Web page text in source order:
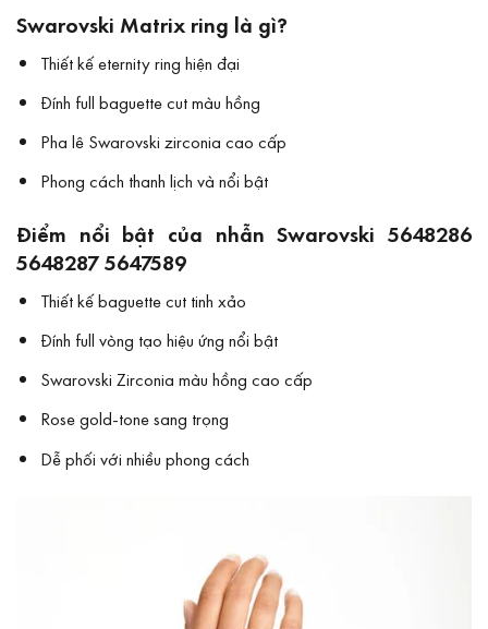
Swarovski Matrix ring là gì?
Thiết kế eternity ring hiện đại
Đính full baguette cut màu hồng
Pha lê Swarovski zirconia cao cấp
Phong cách thanh lịch và nổi bật
Điểm nổi bật của nhẫn Swarovski 5648286
5648287 5647589
Thiết kế baguette cut tinh xảo
Đính full vòng tạo hiệu ứng nổi bật
Swarovski Zirconia màu hồng cao cấp
Rose gold-tone sang trọng
Dễ phối với nhiều phong cách